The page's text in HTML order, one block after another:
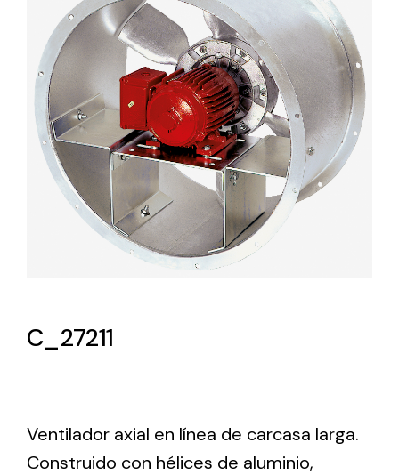
Lighting and Electrical
Equipment
Complete solutions in lighting and electrical
material for each project and need
Ventilation
C_27211
Ventilador axial en línea de carcasa larga.
Construido con hélices de aluminio,